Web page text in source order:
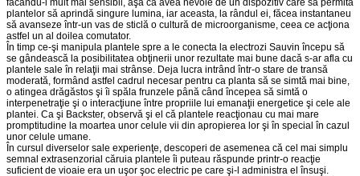
făcându-l mult mai sensibil, aşa că avea nevoie de un dispozitiv care să permită
plantelor să aprindă singure lumina, iar aceasta, la rândul ei, făcea instanta­neu
să avanseze într-un vas de sticlă o cultură de microorganisme, ceea ce acţiona
astfel un al doilea comutator.
În timp ce-şi manipula plantele spre a le conecta la electrozi Sauvin începu să
se gândească la posibilitatea obţinerii unor rezultate mai bune dacă s-ar afla cu
plantele sale în relaţii mai strânse. Deja lucra intrând într-o stare de transă
moderată, formând astfel cadrul necesar pentru ca planta să se simtă mai bine,
o atingea drăgăstos şi îi spăla frunzele până când începea să simtă o
interpenetraţie şi o interacţiune între propriile lui emanaţii energetice şi cele ale
plantei. Ca şi Backster, observă şi el că plantele reacţionau cu mai mare
promptitudine la moartea unor celule vii din apropierea lor şi în special în cazul
unor celule umane.
În cursul diverselor sale experienţe, descoperi de asemenea că cel mai simplu
semnal extrasenzorial căruia plantele îi puteau răspunde printr-o reacţie
suficient de vioaie era un uşor şoc electric pe care şi-l administra el însuşi.